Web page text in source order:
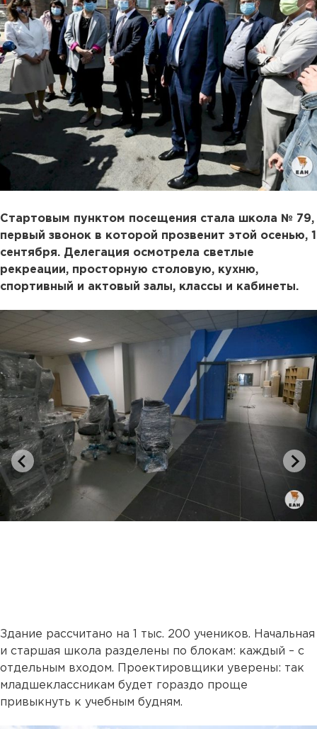
Стартовым пунктом посещения стала школа № 79,
первый звонок в которой прозвенит этой осенью, 1
сентября. Делегация осмотрела светлые
рекреации, просторную столовую, кухню,
спортивный и актовый залы, классы и кабинеты.
Здание рассчитано на 1 тыс. 200 учеников. Начальная
и старшая школа разделены по блокам: каждый – с
отдельным входом. Проектировщики уверены: так
младшеклассникам будет гораздо проще
привыкнуть к учебным будням.